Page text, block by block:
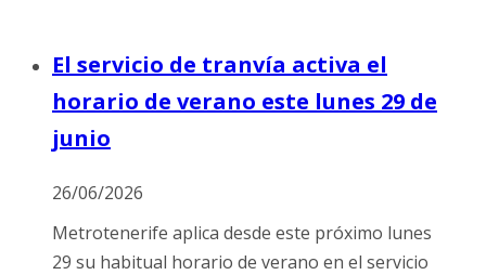
El servicio de tranvía activa el
horario de verano este lunes 29 de
junio
26/06/2026
Metrotenerife aplica desde este próximo lunes
29 su habitual horario de verano en el servicio